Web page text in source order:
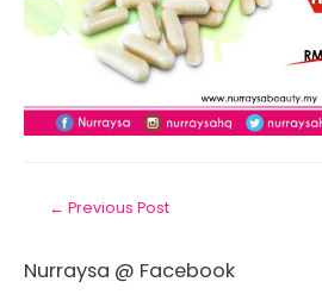
← Previous Post
Nurraysa @ Facebook